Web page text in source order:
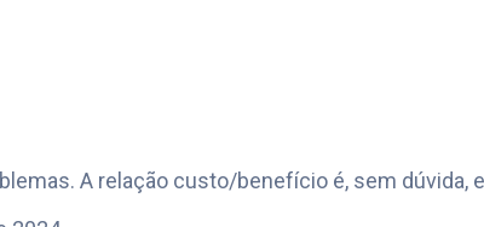
A relação custo/benefício é, sem